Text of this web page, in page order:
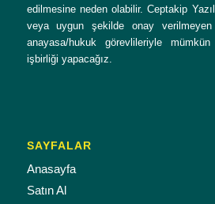
edilmesine neden olabilir. Ceptakip
veya uygun şekilde onay
anayasa/hukuk görevlileriyle
işbirliği yapacağız.
SAYFALAR
Anasayfa
Satın Al